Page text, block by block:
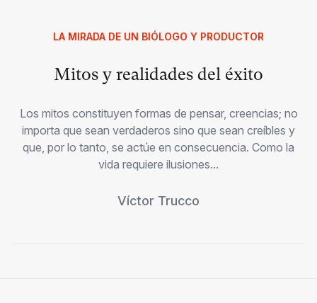
LA MIRADA DE UN BIÓLOGO Y PRODUCTOR
Mitos y realidades del éxito
Los mitos constituyen formas de pensar, creencias; no
importa que sean verdaderos sino que sean creíbles y
que, por lo tanto, se actúe en consecuencia. Como la
vida requiere ilusiones...
Víctor Trucco